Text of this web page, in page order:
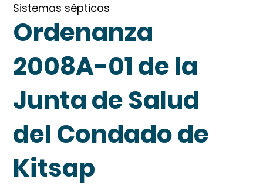
Sistemas sépticos
Ordenanza
2008A-01 de la
Junta de Salud
del Condado de
Kitsap